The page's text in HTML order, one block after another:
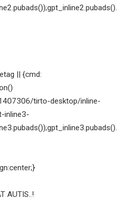
|| {cmd:
tirto-desktop/inline-
inline3-
AUTIS..!